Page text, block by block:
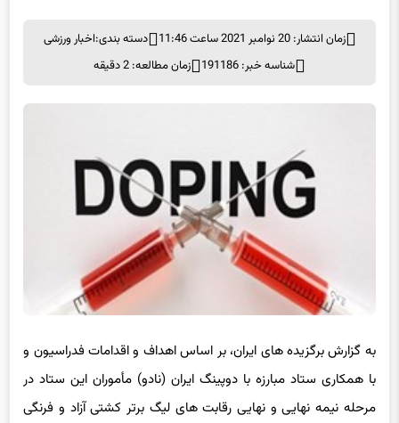
زمان انتشار: 20 نوامبر 2021 ساعت 11:46 دسته بندی:اخبار ورزشی
شناسه خبر: 191186
زمان مطالعه: 2 دقیقه
به گزارش برگزیده های ایران، بر اساس اهداف و اقدامات فدراسیون و
با همکاری ستاد مبارزه با دوپینگ ایران (نادو) مأموران این ستاد در
مرحله نیمه نهایی و نهایی رقابت های لیگ برتر کشتی آزاد و فرنگی